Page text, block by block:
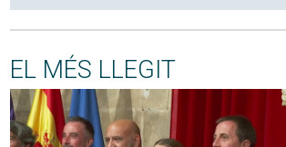
EL MÉS LLEGIT